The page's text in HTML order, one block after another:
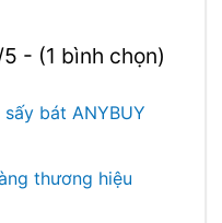
- (1 bình chọn)
bát ANYBUY
thương hiệu